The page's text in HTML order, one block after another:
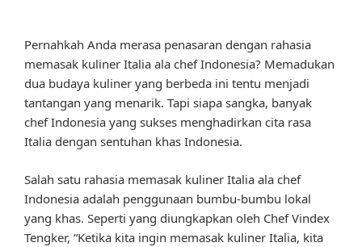
Pernahkah Anda merasa penasaran dengan rahasia
memasak kuliner Italia ala chef Indonesia? Memadukan
dua budaya kuliner yang berbeda ini tentu menjadi
tantangan yang menarik. Tapi siapa sangka, banyak
chef Indonesia yang sukses menghadirkan cita rasa
Italia dengan sentuhan khas Indonesia.
Salah satu rahasia memasak kuliner Italia ala chef
Indonesia adalah penggunaan bumbu-bumbu lokal
yang khas. Seperti yang diungkapkan oleh Chef Vindex
Tengker, “Ketika kita ingin memasak kuliner Italia, kita